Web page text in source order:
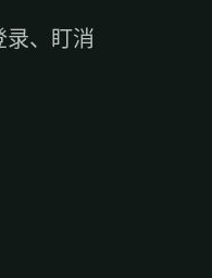
录、盯消